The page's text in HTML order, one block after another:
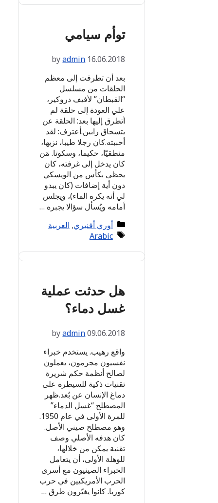
توأم سيامي
16.06.2018
byadmin
بعد أن تطرقت إلى معظم
الحلقات من مسلسل
“القبطان” لأفيف دروكير،
علي العودة إلى حلقة لم
أتطرق إليها بعد: الحلقة عن
يتسحاق رابين.أعترف: لقد
أحببته.كان رجلا طيبا، نزيها،
منطقيّا، حكيما، وسكوتا. مَن
كان يدخل إلى غرفته، كان
يحظى بكأس من الويسكي
دون أية إضافات (كان يبدو
لي أنه يكره الماء)، ويجلس
أمامه ويُسأل سؤالا يجبره …
Categories
أوري أفنيري, العربية
Tags
Arabic
هل حدثت عملية
غسل دماء؟
09.06.2018
byadmin
واقع رهيب. يستخدم خبراء
نفسيون مجرمون، يعملون
لصالح أنظمة حكم شريرة
تقنيات ذكية للسيطرة على
دماغ الإنسان عن بُعد.ظهر
المصطلح “غسل الدماء”
للمرة الأولى في عام 1950.
وهو مصطلح صيني الأصل.
كان هدفه الأصلي وصف
تقنية يمكن من خلالها،
للوهلة الأولى، أن يتعامل
الخبراء الصينيون مع أسرى
الحرب الأمريكيين في حرب
كوريا. كانوا يغيّرون طرق …